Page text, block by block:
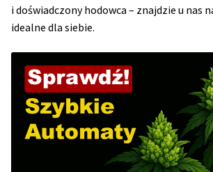
Automaty XXL
Szybkie Automaty
Max THC 21% i Więcej
i doświadczony hodowca – znajdzie u nas
idealne dla siebie.